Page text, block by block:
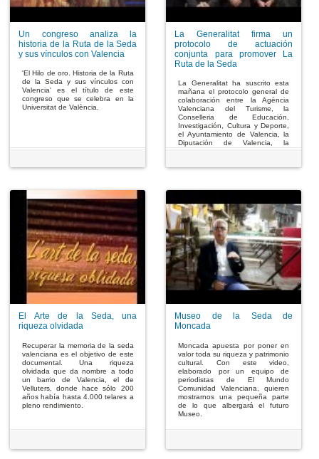
Un congreso analiza la
historia de la Ruta de la Seda
y sus vínculos con Valencia
'El Hilo de oro. Historia de la Ruta
de la Seda y sus vínculos con
Valencia' es el título de este
congreso que se celebra en la
Universitat de València.
La Generalitat firma un
protocolo de actuación
conjunta para promover La
Ruta de la Seda
La Generalitat ha suscrito esta
mañana el protocolo general de
colaboración entre la Agència
Valenciana del Turisme, la
Conselleria de Educación,
Investigación, Cultura y Deporte,
el Ayuntamiento de Valencia, la
Diputación de Valencia, la
Seda y la Cámara de Comercio
desarrollo de la Ruta de la Seda.
El Arte de la Seda, una
riqueza olvidada
Recuperar la memoria de la seda
valenciana es el objetivo de este
documental. Una riqueza
olvidada que da nombre a todo
un barrio de Valencia, el de
Velluters, donde hace sólo 200
años había hasta 4.000 telares a
pleno rendimiento.
Museo de la Seda de
Moncada
Moncada apuesta por poner en
valor toda su riqueza y patrimonio
cultural. Con este video,
elaborado por un equipo de
periodistas de El Mundo
Comunidad Valenciana, quieren
mostrarnos una pequeña parte
de lo que albergará el futuro
Museo.